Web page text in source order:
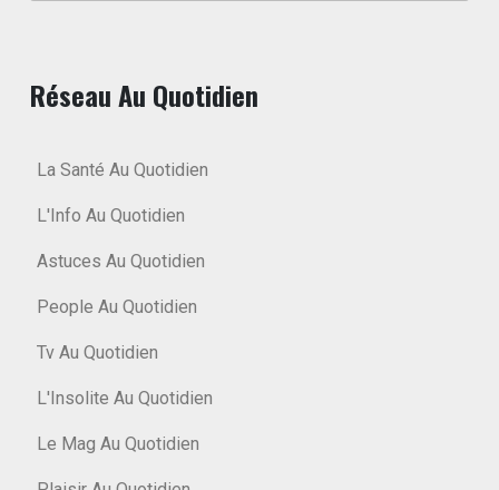
Réseau Au Quotidien
La Santé Au Quotidien
L'Info Au Quotidien
Astuces Au Quotidien
People Au Quotidien
Tv Au Quotidien
L'Insolite Au Quotidien
Le Mag Au Quotidien